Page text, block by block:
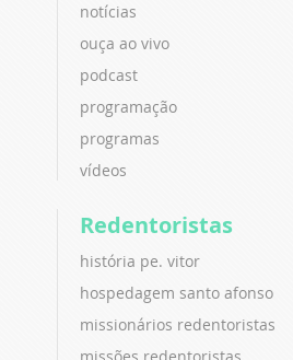
notícias
ouça ao vivo
podcast
programação
programas
vídeos
Redentoristas
história pe. vitor
hospedagem santo afonso
missionários redentoristas